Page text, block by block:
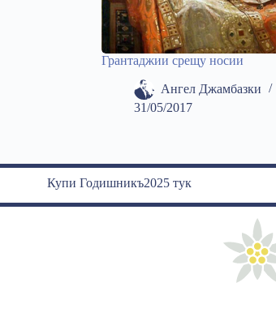
Грантаджии срещу носии
Ангел Джамбазки
31/05/2017
Купи Годишникъ2025 тук